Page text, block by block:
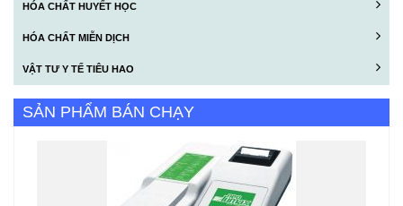
HÓA CHẤT HUYẾT HỌC
HÓA CHẤT MIỄN DỊCH
VẬT TƯ Y TẾ TIÊU HAO
SẢN PHẨM BÁN CHẠY